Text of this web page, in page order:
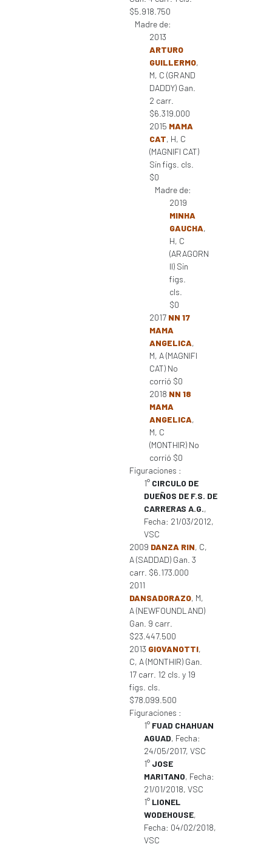
$5.918.750
Madre de:
2013
ARTURO
GUILLERMO,
M, C (GRAND
DADDY) Gan.
2 carr.
$6.319.000
2015 MAMA
CAT, H, C
(MAGNIFI CAT)
Sin figs. cls.
$0
Madre de:
2019
MINHA
GAUCHA,
H, C
(ARAGORN
II) Sin
figs.
cls.
$0
2017 NN 17
MAMA
ANGELICA,
M, A (MAGNIFI
CAT) No
corrió $0
2018 NN 18
MAMA
ANGELICA,
M, C
(MONTHIR) No
corrió $0
Figuraciones :
1° CIRCULO DE
DUEÑOS DE F.S. DE
CARRERAS A.G.,
Fecha: 21/03/2012,
VSC
2009 DANZA RIN, C,
A (SADDAD) Gan. 3
carr. $6.173.000
2011
DANSADORAZO, M,
A (NEWFOUNDLAND)
Gan. 9 carr.
$23.447.500
2013 GIOVANOTTI,
C, A (MONTHIR) Gan.
17 carr. 12 cls. y 19
figs. cls.
$78.099.500
Figuraciones :
1° FUAD CHAHUAN
AGUAD, Fecha:
24/05/2017, VSC
1° JOSE
MARITANO, Fecha:
21/01/2018, VSC
1° LIONEL
WODEHOUSE,
Fecha: 04/02/2018,
VSC